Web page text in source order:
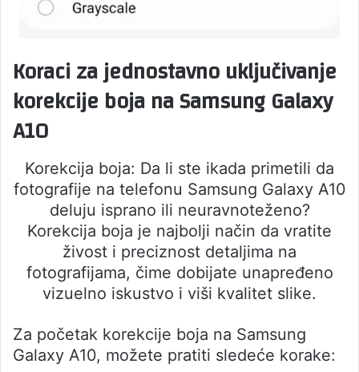
Koraci za jednostavno uključivanje
korekcije boja na Samsung Galaxy
A10
Korekcija boja: Da li ste ikada primetili da
fotografije na telefonu Samsung Galaxy A10
deluju isprano ili neuravnoteženo?
Korekcija boja je najbolji način da vratite
živost i preciznost detaljima na
fotografijama, čime dobijate unapređeno
vizuelno iskustvo i viši kvalitet slike.
Za početak korekcije boja na Samsung
Galaxy A10, možete pratiti sledeće korake: